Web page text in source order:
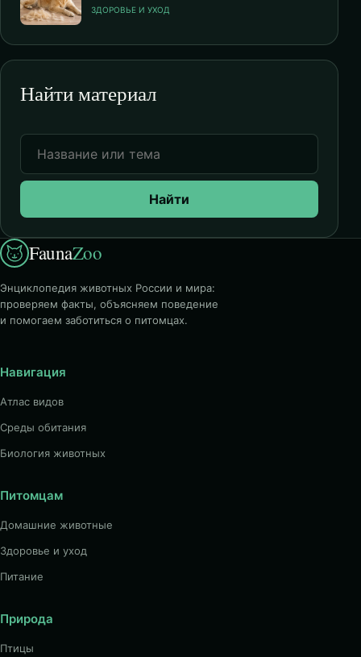
ЗДОРОВЬЕ И УХОД
Найти материал
Найти
FaunaZoo
Энциклопедия животных России и мира:
проверяем факты, объясняем поведение
и помогаем заботиться о питомцах.
Навигация
Атлас видов
Среды обитания
Биология животных
Питомцам
Домашние животные
Здоровье и уход
Питание
Природа
Птицы